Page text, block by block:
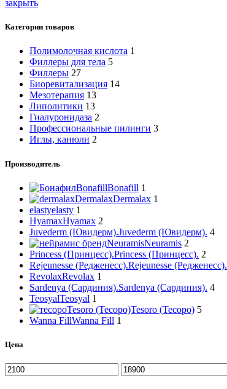
закрыть
Категории товаров
Полимолочная кислота 1
Филлеры для тела 5
Филлеры 27
Биоревитализация 14
Мезотерапия 13
Липолитики 13
Гиалуронидаза 2
Профессиональные пилинги 3
Иглы, канюли 2
Производитель
BonafillBonafill 1
DermalaxDermalax 1
elastyelasty 1
HyamaxHyamax 2
Juvederm (Ювидерм).Juvederm (Ювидерм). 4
NeuramisNeuramis 2
Princess (Принцесс).Princess (Принцесс). 2
Rejeunesse (Редженесс).Rejeunesse (Редженесс).
RevolaxRevolax 1
Sardenya (Сардиния).Sardenya (Сардиния). 4
TeosyalTeosyal 1
Tesoro (Тесоро)Tesoro (Тесоро) 5
Wanna FillWanna Fill 1
Цена
Минимальная
цена
Максимальная
цена